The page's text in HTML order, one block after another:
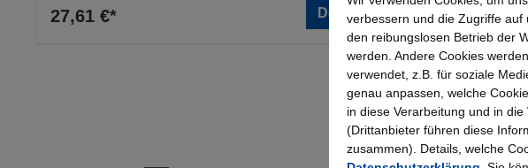
27,61 €* Details 3,63 €*
verbessern und die Zugriffe auf
den reibungslosen Betrieb der
werden. Andere Cookies
verwendet, z.B. für soziale
genau anpassen, welche
in diese Verarbeitung und in
(Drittanbieter führen diese
zusammen). Details, welche